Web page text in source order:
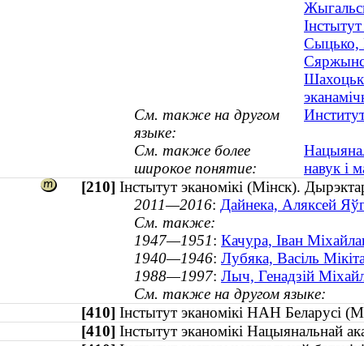
Сыцько,
См. также на другом
языке:
См. также более
широкое понятие:
навук і
[210] Інстытут эканомікі (Мінск).
2011—2016: Дайнека, Аляксей
См. также:
1947—1951: Качура, Іван
1940—1946: Лубяка, Васіль
1988—1997: Лыч, Генадзій
См. также на другом языке:
[410] Інстытут эканомікі НАН Беларусі
[410] Інстытут эканомікі Нацыянальнай